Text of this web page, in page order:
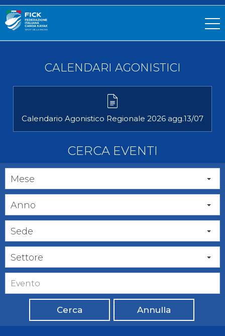
CALENDARI AGONISTICI
Calendario Agonistico Regionale 2026 agg.13/07
CERCA EVENTI
Mese
Anno
Sede
Settore
Cerca Annulla